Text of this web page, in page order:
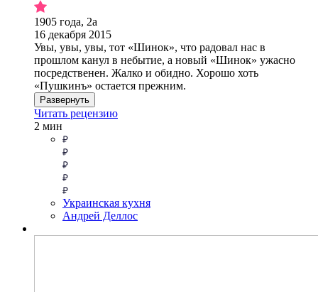
1905 года, 2а
16 декабря 2015
Увы, увы, увы, тот «Шинок», что радовал нас в
прошлом канул в небытие, а новый «Шинок» ужасно
посредственен. Жалко и обидно. Хорошо хоть
«Пушкинъ» остается прежним.
Развернуть
Читать рецензию
2 мин
Украинская кухня
Андрей Деллос